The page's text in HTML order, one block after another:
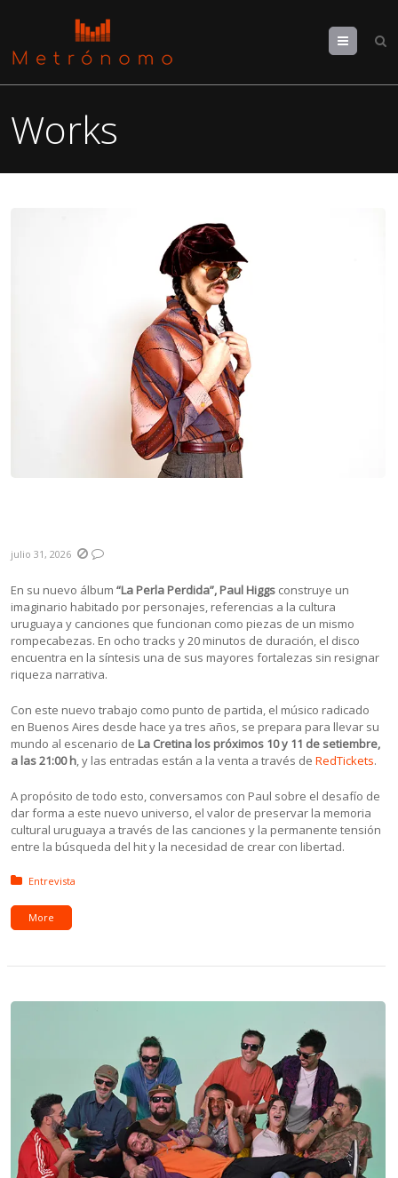
Menu
Works
julio 31, 2026
En su nuevo álbum“La Perla Perdida”, Paul Higgs construye un
imaginario habitado por personajes, referencias a la cultura
uruguaya y canciones que funcionan como piezas de un mismo
rompecabezas. En ocho tracks y 20 minutos de duración, el disco
encuentra en la síntesis una de sus mayores fortalezas sin resignar
riqueza narrativa.
Con este nuevo trabajo como punto de partida, el músico radicado
en Buenos Aires desde hace ya tres años, se prepara para llevar su
mundo al escenario de La Cretina los próximos 10 y 11 de setiembre,
a las 21:00 h, y las entradas están a la venta a través deRedTickets.
A propósito de todo esto, conversamos con Paul sobre el desafío de
dar forma a este nuevo universo, el valor de preservar la memoria
cultural uruguaya a través de las canciones y la permanente tensión
entre la búsqueda del hit y la necesidad de crear con libertad.
Posted in:
Entrevista
More